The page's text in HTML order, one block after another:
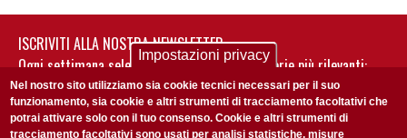
ISCRIVITI ALLA NOSTRA NEWSLETTER
Ogni settimana selezioniamo per te nostre storie più rilevanti:
non perderti gli aggiornamenti della nostra newsletter
Impostazioni privacy
Nel nostro sito utilizziamo sia cookie tecnici necessari per il suo
funzionamento, sia cookie e altri strumenti di tracciamento facoltativi che
potrai attivare solo con il tuo consenso. Cookie e altri strumenti di
tracciamento facoltativi sono usati per analisi statistiche, misure